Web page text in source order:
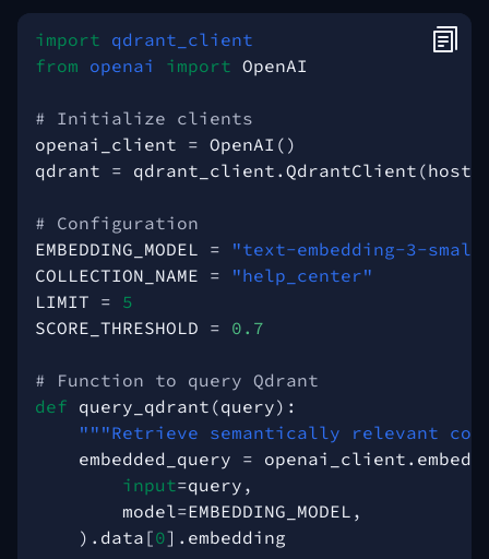
import qdrant_client
from openai import OpenAI
# Initialize clients
openai_client = OpenAI ()
qdrant = qdrant_client . QdrantClient (host
# Configuration
EMBEDDING_MODEL =
"text-embedding-3-
COLLECTION_NAME =
"help_center"
LIMIT = 5
SCORE_THRESHOLD = 0.7
# Function to query Qdrant
def query_qdrant (query):
"""Retrieve semantically relevant
embedded_query = openai_client .
input=query ,
model=EMBEDDING_MODEL ,
) . data [0] . embedding